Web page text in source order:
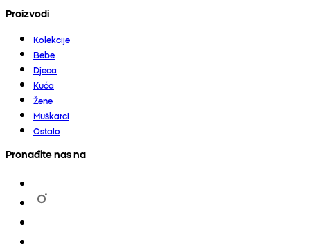
Proizvodi
Kolekcije
Bebe
Djeca
Kuća
Žene
Muškarci
Ostalo
Pronađite nas na